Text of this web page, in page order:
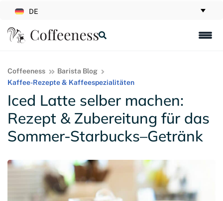
DE
Coffeeness
Barista Blog
Kaffee-Rezepte & Kaffeespezialitäten
Iced Latte selber machen:
Rezept & Zubereitung für das
Sommer-Starbucks–Getränk